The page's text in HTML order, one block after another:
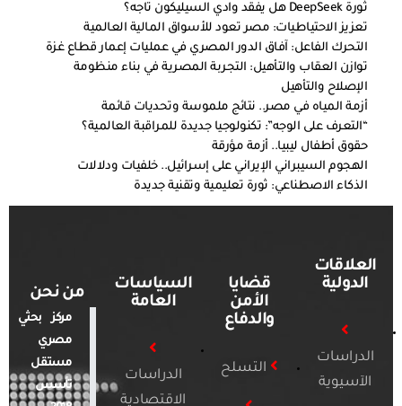
ثورة DeepSeek هل يفقد وادي السيليكون تاجه؟
تعزيز الاحتياطيات: مصر تعود للأسواق المالية العالمية
التحرك الفاعل: آفاق الدور المصري في عمليات إعمار قطاع غزة
توازن العقاب والتأهيل: التجربة المصرية في بناء منظومة
الإصلاح والتأهيل
أزمة المياه في مصر.. نتائج ملموسة وتحديات قائمة
“التعرف على الوجه”: تكنولوجيا جديدة للمراقبة العالمية؟
حقوق أطفال ليبيا.. أزمة مؤرقة
الهجوم السيبراني الإيراني على إسرائيل.. خلفيات ودلالات
الذكاء الاصطناعي: ثورة تعليمية وتقنية جديدة
العلاقات
الدولية
الدراسات
الآسيوية
قضايا
الأمن
والدفاع
التسلح
السياسات
العامة
الدراسات
الاقتصادية
من نحن
مركز بحثي
مصري
مستقل
تأسس